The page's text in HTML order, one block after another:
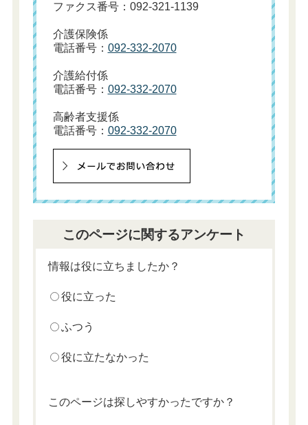
ファクス番号：092-321-1139
介護保険係
電話番号： 092-332-2070
介護給付係
電話番号： 092-332-2070
高齢者支援係
電話番号： 092-332-2070
このページに関するアンケート
情報は役に立ちましたか？
役に立った
ふつう
役に立たなかった
このページは探しやすかったですか？